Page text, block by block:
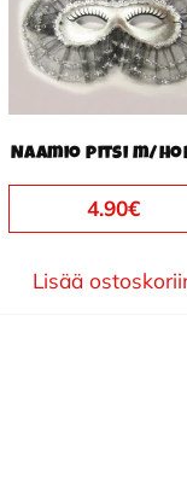
Naamio pitsi m/
4.90€
Lisää